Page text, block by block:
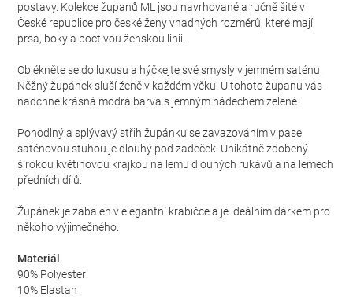
postavy. Kolekce županů ML jsou navrhované a ručně šité v
České republice pro české ženy vnadných rozměrů, které mají
prsa, boky a poctivou ženskou linii.
Oblékněte se do luxusu a hýčkejte své smysly v jemném saténu.
Něžný župánek sluší ženě v každém věku. U tohoto županu vás
nadchne krásná modrá barva s jemným nádechem zelené.
Pohodlný a splývavý střih župánku se zavazováním v pase
saténovou stuhou je dlouhý pod zadeček. Unikátně zdobený
širokou květinovou krajkou na lemu dlouhých rukávů a na lemech
předních dílů.
Župánek je zabalen v elegantní krabičce a je ideálním dárkem pro
někoho výjimečného.
Materiál
90% Polyester
10% Elastan